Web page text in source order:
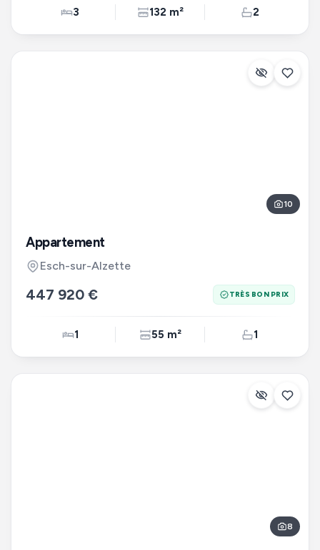
3 132 m² 2
10
Appartement
Esch-sur-Alzette
447 920 € TRÈS BON PRIX
1 55 m² 1
8